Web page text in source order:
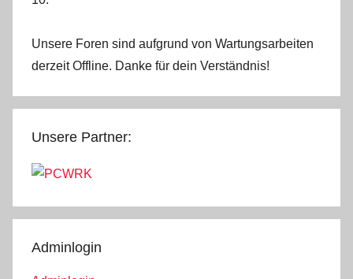
Unsere Foren sind aufgrund von Wartungsarbeiten
derzeit Offline. Danke für dein Verständnis!
Unsere Partner:
Adminlogin